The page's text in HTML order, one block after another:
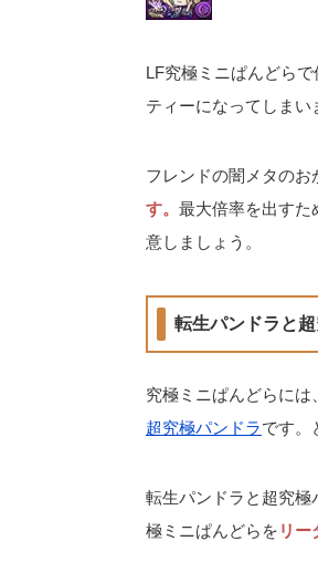
LF究極ミニぱんどら
ティーになってしま
フレンドの闇メタのお
す。 最大倍率を出すた
意しましょう。
転生パンドラと
究極ミニぱんどらに
超究極パンドラです。
転生パンドラと超究
極ミニぱんどらを リー